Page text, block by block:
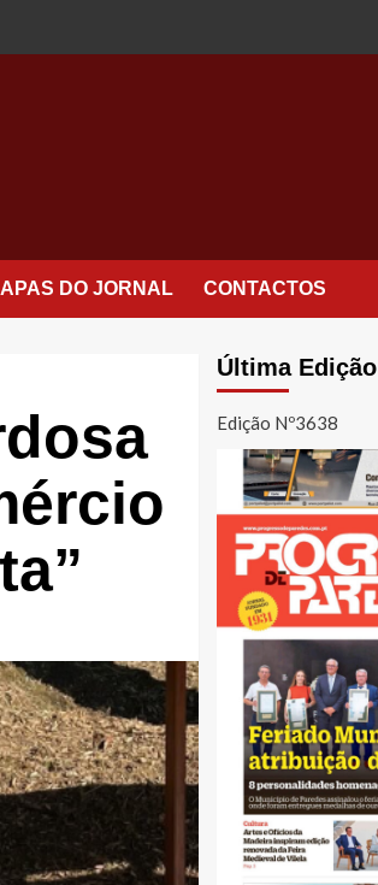
DO JORNAL CONTACTOS
Última Edição
Edição Nº3638